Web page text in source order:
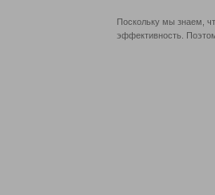
Поскольку мы знаем,
эффективность.